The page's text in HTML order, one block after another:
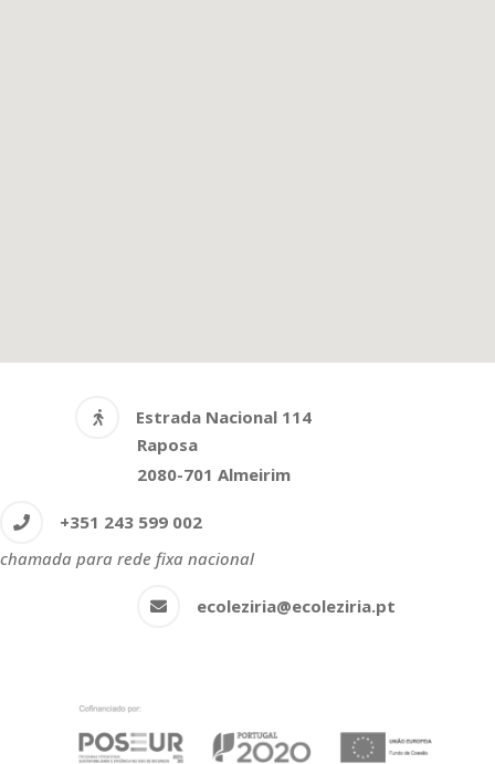
Estrada Nacional 114
Raposa
2080-701 Almeirim
+351 243 599 002
chamada para rede fixa nacional
ecoleziria@ecoleziria.pt